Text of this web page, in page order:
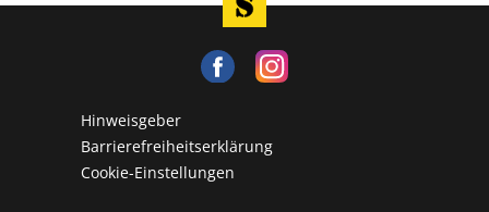
Hinweisgeber
Barrierefreiheitserklärung
Cookie-Einstellungen